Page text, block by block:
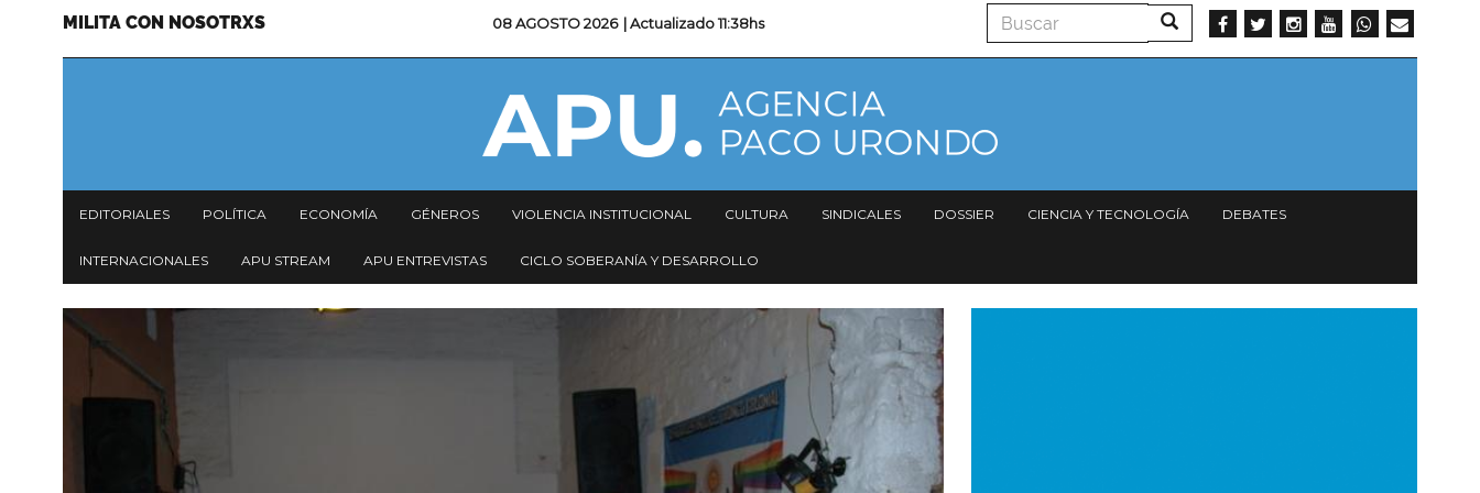
Menu
MILITA CON NOSOTRXS 08 AGOSTO 2026 | Actualizado11:38hs Buscar Buscar
Navegación
principal
EDITORIALES POLÍTICA ECONOMÍA GÉNEROS VIOLENCIA INSTITUCIONAL CULTURA SINDICALES DOSSIER CIENCIA Y TECNOLOGÍA DEBATES
INTERNACIONALES APU STREAM APU ENTREVISTAS CICLO SOBERANÍA Y DESARROLLO
Imagen